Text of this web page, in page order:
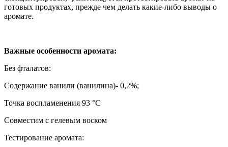
готовых продуктах, прежде чем делать какие-либо выводы о
аромате.
Важные особенности аромата:
Без фталатов:
Содержание ванили (ванилина)- 0,2%;
Точка воспламенения 93 °C
Совместим с гелевым воском
Тестирование аромата: